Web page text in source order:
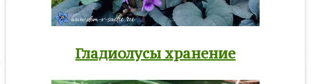
Гладиолусы хранение